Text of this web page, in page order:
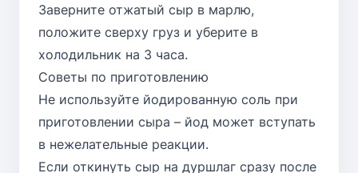
Заверните отжатый сыр в марлю,
положите сверху груз и уберите в
холодильник на 3 часа.
Советы по приготовлению
Не используйте йодированную соль при
приготовлении сыра – йод может вступать
в нежелательные реакции.
Если откинуть сыр на дуршлаг сразу после